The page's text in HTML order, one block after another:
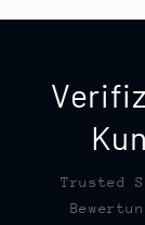
Trusted